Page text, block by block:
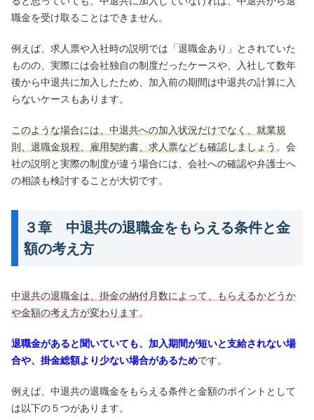
職金を受け取ることはできません。
例えば、求人票や入社時の説明では「退職金あり」とされていた
ものの、実際には会社独自の制度だったケースや、入社して数年
後から中退共に加入したため、加入前の期間は中退共の計算に入
らないケースもあります。
このような場合には、中退共への加入状況だけでなく、就業規
則、退職金規程、雇用契約書、求人票なども確認しましょう 。会
社の説明と実際の制度が違う場合には、会社への確認や弁護士へ
の相談も検討することが大切です。
３章 中退共の退職金をもらえる条件と金
額の考え方
中退共の退職金は、掛金の納付月数によって、もらえるかどうか
や金額の考え方が変わります。
退職金があると聞いていても、加入期間が短いと支給されない場
合や、掛金総額より少ない場合があるためです。
例えば、中退共の退職金をもらえる条件と金額のポイントとして
は以下の５つがあります。